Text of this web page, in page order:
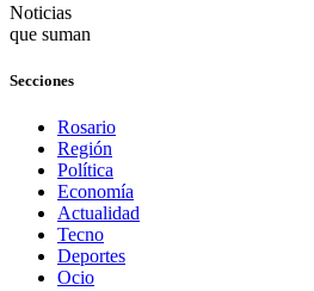
Noticias
que suman
Secciones
Rosario
Región
Política
Economía
Actualidad
Tecno
Deportes
Ocio